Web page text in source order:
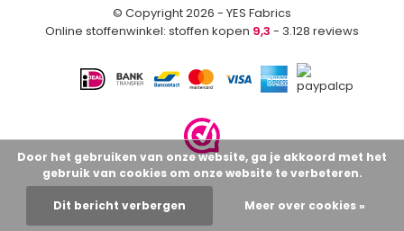
© Copyright 2026 - YES Fabrics
Online stoffenwinkel: stoffen kopen 9,3 - 3.128 reviews
Door het gebruiken van onze website, ga je akkoord met het
gebruik van cookies om onze website te verbeteren.
Dit bericht verbergen Meer over cookies »